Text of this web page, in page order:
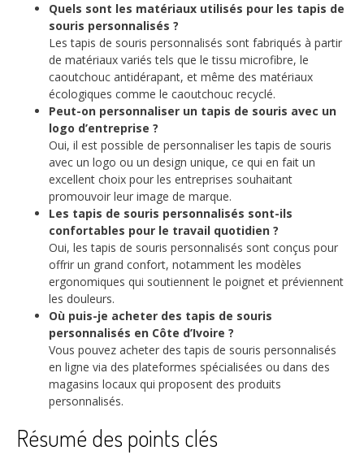
Quels sont les matériaux utilisés pour les tapis de
souris personnalisés ?
Les tapis de souris personnalisés sont fabriqués à partir
de matériaux variés tels que le tissu microfibre, le
caoutchouc antidérapant, et même des matériaux
écologiques comme le caoutchouc recyclé.
Peut-on personnaliser un tapis de souris avec un
logo d’entreprise ?
Oui, il est possible de personnaliser les tapis de souris
avec un logo ou un design unique, ce qui en fait un
excellent choix pour les entreprises souhaitant
promouvoir leur image de marque.
Les tapis de souris personnalisés sont-ils
confortables pour le travail quotidien ?
Oui, les tapis de souris personnalisés sont conçus pour
offrir un grand confort, notamment les modèles
ergonomiques qui soutiennent le poignet et préviennent
les douleurs.
Où puis-je acheter des tapis de souris
personnalisés en Côte d’Ivoire ?
Vous pouvez acheter des tapis de souris personnalisés
en ligne via des plateformes spécialisées ou dans des
magasins locaux qui proposent des produits
personnalisés.
Résumé des points clés